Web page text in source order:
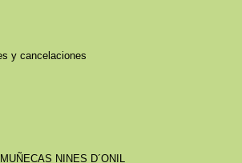
y cancelaciones
MUÑECAS NINES D´ONIL